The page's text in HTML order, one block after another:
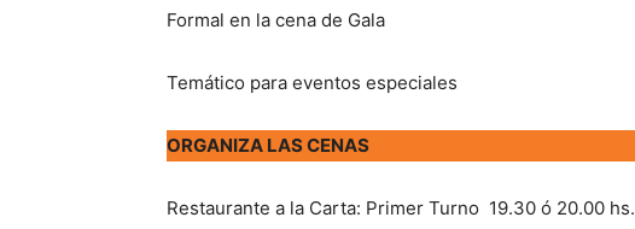
Formal en la cena de Gala
Temático para eventos especiales
ORGANIZA LAS CENAS
Restaurante a la Carta: Primer Turno 19.30 ó 20.00 hs.